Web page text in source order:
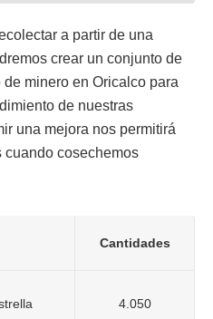
a partir de una
crear un conjunto de
minero en Oricalco para
de nuestras
una mejora nos permitirá
cuando cosechemos
Cantidades
4.050